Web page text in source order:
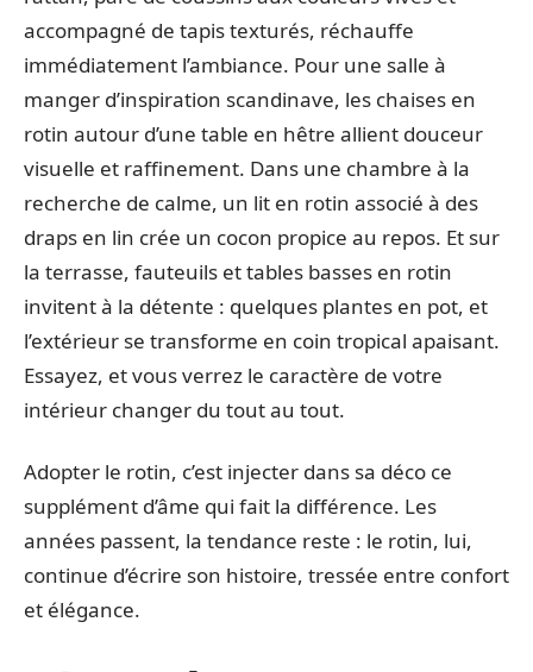
accompagné de tapis texturés, réchauffe
immédiatement l’ambiance. Pour une salle à
manger d’inspiration scandinave, les chaises en
rotin autour d’une table en hêtre allient douceur
visuelle et raffinement. Dans une chambre à la
recherche de calme, un lit en rotin associé à des
draps en lin crée un cocon propice au repos. Et sur
la terrasse, fauteuils et tables basses en rotin
invitent à la détente : quelques plantes en pot, et
l’extérieur se transforme en coin tropical apaisant.
Essayez, et vous verrez le caractère de votre
intérieur changer du tout au tout.
Adopter le rotin, c’est injecter dans sa déco ce
supplément d’âme qui fait la différence. Les
années passent, la tendance reste : le rotin, lui,
continue d’écrire son histoire, tressée entre confort
et élégance.